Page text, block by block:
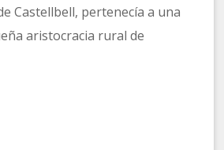
Castellbell, pertenecía a una
aristocracia rural de